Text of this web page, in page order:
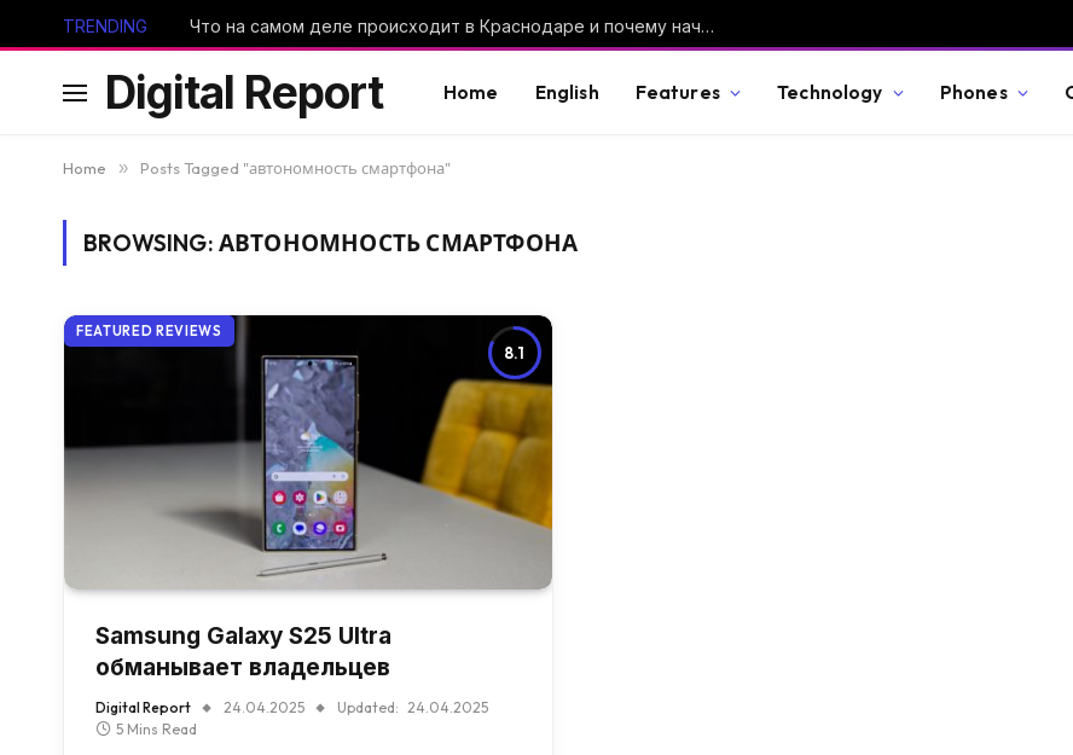
TRENDING Что на самом деле происходит в Краснодаре и почему началась паника
Digital Report Home English Features Technology Phones
Home » Posts Tagged "автономность смартфона"
BROWSING: АВТОНОМНОСТЬ СМАРТФОНА
8.1
FEATURED REVIEWS
Samsung Galaxy S25 Ultra
обманывает владельцев
Digital Report 24.04.2025 Updated: 24.04.2025
5 Mins Read